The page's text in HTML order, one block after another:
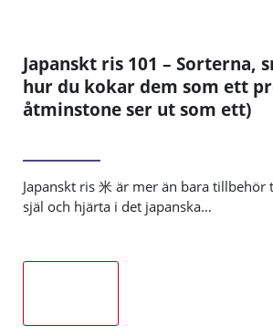
Japanskt ris 101 – Sorterna,
hur du kokar dem som ett
åtminstone ser ut som ett)
Japanskt ris 米 är mer än bara tillbehör
själ och hjärta i det japanska…